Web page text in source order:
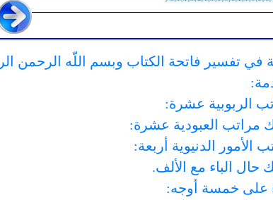
في تفسير فاتحة الكتاب وبسم اللّه الرحمن
الربوبية عشرة:
مراتب العبودية عشرة:
الأمور الدنيوية أربعة:
حال الباء مع الألف.
على خمسة أوجه: